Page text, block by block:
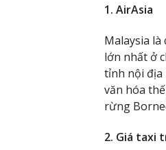
1. AirAsia
Malaysia
lớn nhất ở
tỉnh nội địa
văn hóa
rừng
2. Giá taxi